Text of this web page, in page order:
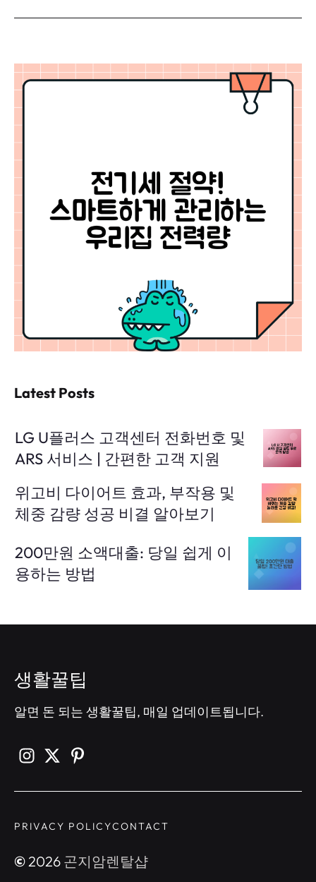
Latest Posts
LG U플러스 고객센터 전화번호 및
ARS 서비스 | 간편한 고객 지원
위고비 다이어트 효과, 부작용 및
체중 감량 성공 비결 알아보기
200만원 소액대출: 당일 쉽게 이
용하는 방법
생활꿀팁
알면 돈 되는 생활꿀팁, 매일 업데이트됩니다.
PRIVACY POLICYCONTACT
© 2026 곤지암렌탈샵